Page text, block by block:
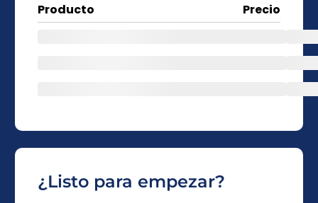
Producto Precio
¿Listo para empezar?